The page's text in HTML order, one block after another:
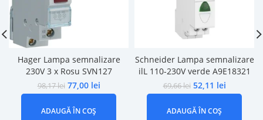
Hager Lampa semnalizare
230V 3 x Rosu SVN127
98,17lei 77,00 lei
ADAUGĂ ÎN COȘ
Schneider Lampa semnalizare
ilL 110-230V verde A9E18321
69,66lei 52,11 lei
ADAUGĂ ÎN COȘ